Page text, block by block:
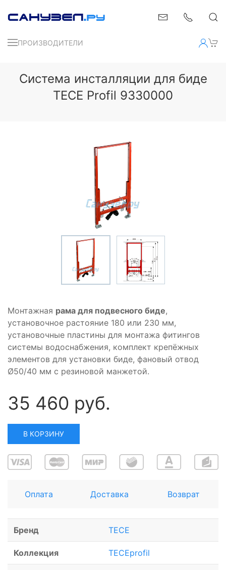
ПРОИЗВОДИТЕЛИ
Система инсталляции для биде
TECE Profil 9330000
Монтажная рама для подвесного биде,
установочное растояние 180 или 230 мм,
установочные пластины для монтажа фитингов
системы водоснабжения, комплект крепёжных
элементов для установки биде, фановый отвод
Ø50/40 мм с резиновой манжетой.
35 460 руб.
В КОРЗИНУ
Оплата Доставка Возврат
Бренд TECE
Коллекция TECEprofil